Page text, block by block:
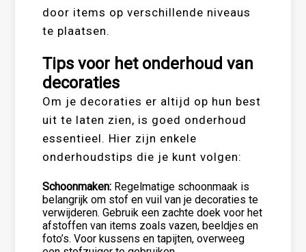
door items op verschillende niveaus
te plaatsen.
Tips voor het onderhoud van
decoraties
Om je decoraties er altijd op hun best
uit te laten zien, is goed onderhoud
essentieel. Hier zijn enkele
onderhoudstips die je kunt volgen:
Schoonmaken: Regelmatige schoonmaak is
belangrijk om stof en vuil van je decoraties te
verwijderen. Gebruik een zachte doek voor het
afstoffen van items zoals vazen, beeldjes en
foto’s. Voor kussens en tapijten, overweeg